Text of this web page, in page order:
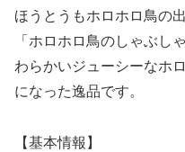
ほうとうもホロホロ鳥の
「ホロホロ鳥のしゃぶし
わらかいジューシーなホ
になった逸品です。
【基本情報】